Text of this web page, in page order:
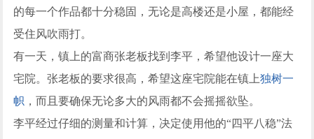
的每一个作品都十分稳固，无论是高楼还是小屋，都能经
受住风吹雨打。
有一天，镇上的富商张老板找到李平，希望他设计一座大
宅院。张老板的要求很高，希望这座宅院能在镇上独树一
帜 ，而且要确保无论多大的风雨都不会摇摇欲坠。
李平经过仔细的测量和计算，决定使用他的“四平八稳”法